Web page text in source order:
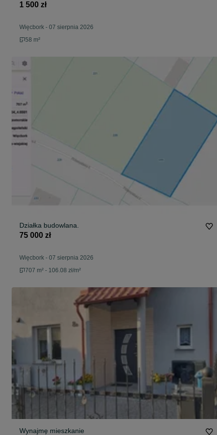
1 500 zł
Więcbork - 07 sierpnia 2026
58 m²
Działka budowlana.
75 000 zł
Więcbork - 07 sierpnia 2026
707 m² - 106.08 zł/m²
Wynajmę mieszkanie